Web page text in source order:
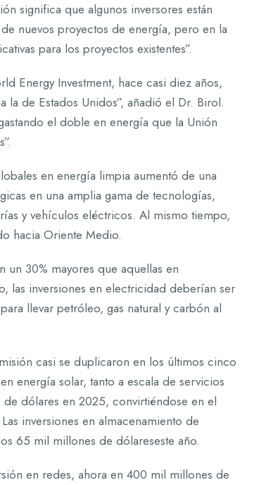
significa que algunos inversores están
nuevos proyectos de energía, pero en la
para los proyectos existentes”.
Energy Investment, hace casi diez años,
de Estados Unidos”, añadió el Dr. Birol.
el doble en energía que la Unión
en energía limpia aumentó de una
en una amplia gama de tecnologías,
y vehículos eléctricos. Al mismo tiempo,
hacia Oriente Medio.
un 30% mayores que aquellas en
las inversiones en electricidad deberían ser
llevar petróleo, gas natural y carbón al
casi se duplicaron en los últimos cinco
energía solar, tanto a escala de servicios
dólares en 2025, convirtiéndose en el
inversiones en almacenamiento de
65 mil millones de dólareseste año.
en redes, ahora en 400 mil millones de